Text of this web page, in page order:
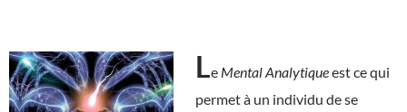
Le Mental Analytiqueest ce qui
permet à un individu de se